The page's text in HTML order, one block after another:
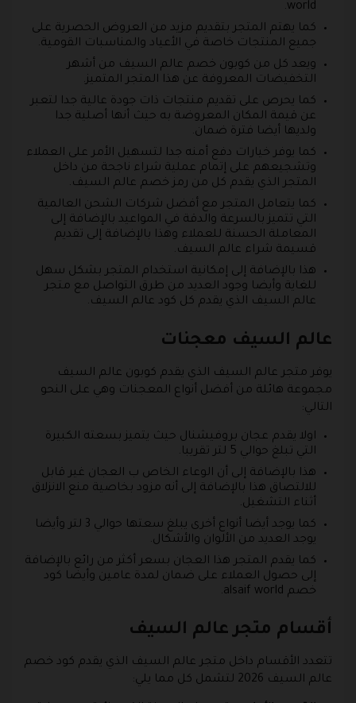
world.
كما يهتم المتجر بتقديم مزيد من العروض الحصرية على
جميع المنتجات خاصة في الأعياد والمناسبات القومية.
ويعد كل من كوبون خصم عالم السيف من أشهر
التخفيضات المعروفة عن هذا المتجر المتميز.
كما يحرص على تقديم منتجات ذات جودة عالية جدا لتعبر
عن قيمة المكان المعروضة به حيث أنها أصلية جدا
ولديها أيضا فترة ضمان.
كما يوفر خيارات دفع أمنه جدا لتسهيل الأمر على العملاء
وتشجيعهم على إتمام عملية شراء ناجحة من داخل
المتجر الذي يقدم كل من رمز خصم عالم السيف.
كما يتعامل المتجر مع أفضل شركات الشحن العالمية
التي تتميز بالسرعة والدقة في المواعيد بالإضافة إلى
المعاملة الحسنة للعملاء وهذا بالإضافة إلى تقديم
قسيمة شراء عالم السيف.
هذا بالإضافة إلى إمكانية استخدام المتجر بشكل سهل
للغاية وأيضا وجود العديد من طرق التواصل مع متجر
عالم السيف الذي يقدم كل كود عالم السيف.
عالم السيف معجنات
يوفر متجر عالم السيف الذي يقدم كوبون عالم السيف
مجموعة هائلة من أفضل أنواع المعجنات وهي على النحو
التالي:
اولا يقدم عجان بروفيشنال حيث يتميز بسعته الكبيرة
التي تبلغ حوالي 5 لتر تقريبا.
هذا بالإضافة إلى أن الوعاء الخاص ب العجان غير قابل
للالتصاق هذا بالإضافة إلى أنه مزود بخاصية منع الانزلاق
أثناء التشغيل.
كما يوجد أيضا أنواع أخرى يبلغ سعتها حوالي 3 لتر وأيضا
يوجد العديد من الألوان والأشكال.
كما يقدم المتجر هذا العجان بسعر أكثر من رائع بالإضافة
إلى حصول العملاء على ضمان لمدة عامين وأيضا كود
خصم alsaif world.
أقسام متجر عالم السيف
تتعدد الأقسام داخل متجر عالم السيف الذي يقدم كود خصم
عالم السيف 2026 لتشمل كل مما يلي: